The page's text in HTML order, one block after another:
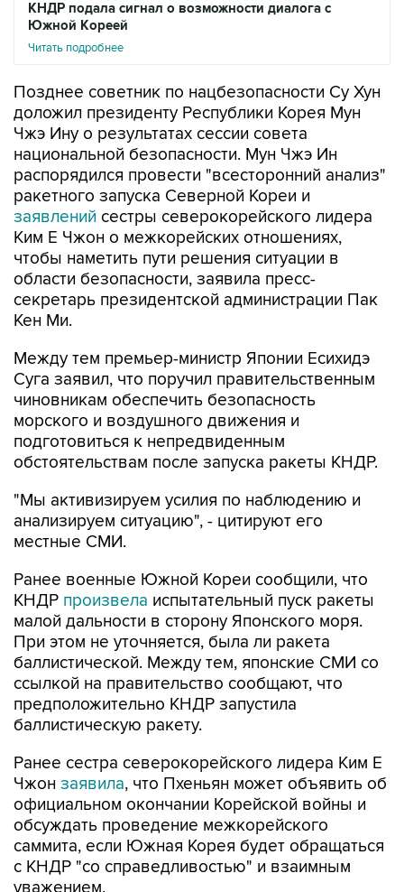
КНДР подала сигнал о возможности диалога с
Южной Кореей
Читать подробнее
Позднее советник по нацбезопасности Су Хун
доложил президенту Республики Корея Мун
Чжэ Ину о результатах сессии совета
национальной безопасности. Мун Чжэ Ин
распорядился провести "всесторонний анализ"
ракетного запуска Северной Кореи и
заявлений сестры северокорейского лидера
Ким Е Чжон о межкорейских отношениях,
чтобы наметить пути решения ситуации в
области безопасности, заявила пресс-
секретарь президентской администрации Пак
Кен Ми.
Между тем премьер-министр Японии Есихидэ
Суга заявил, что поручил правительственным
чиновникам обеспечить безопасность
морского и воздушного движения и
подготовиться к непредвиденным
обстоятельствам после запуска ракеты КНДР.
"Мы активизируем усилия по наблюдению и
анализируем ситуацию", - цитируют его
местные СМИ.
Ранее военные Южной Кореи сообщили, что
КНДР произвела испытательный пуск ракеты
малой дальности в сторону Японского моря.
При этом не уточняется, была ли ракета
баллистической. Между тем, японские СМИ со
ссылкой на правительство сообщают, что
предположительно КНДР запустила
баллистическую ракету.
Ранее сестра северокорейского лидера Ким Е
Чжон заявила, что Пхеньян может объявить об
официальном окончании Корейской войны и
обсуждать проведение межкорейского
саммита, если Южная Корея будет обращаться
с КНДР "со справедливостью" и взаимным